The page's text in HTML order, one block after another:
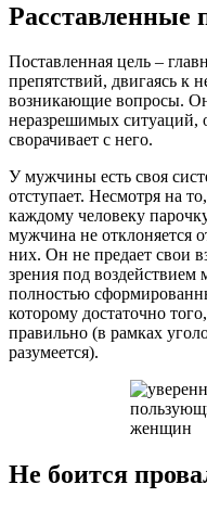
Расставленные
Поставленная цель –
препятствий, двигаясь к
возникающие вопросы.
неразрешимых ситуаций,
сворачивает с него.
У мужчины есть своя
отступает. Несмотря на
каждому человеку
мужчина не отклоняется
них. Он не предает свои
зрения под
полностью
которому достаточно
правильно (в рамках
разумеется).
Не боится